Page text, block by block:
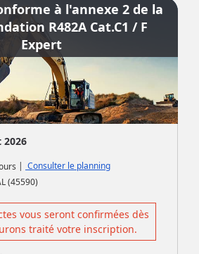
à l'annexe 2 de la
R482A Cat.C1 / F
Expert
2026
| Consulter le planning
(45590)
vous seront confirmées dès
traité votre inscription.